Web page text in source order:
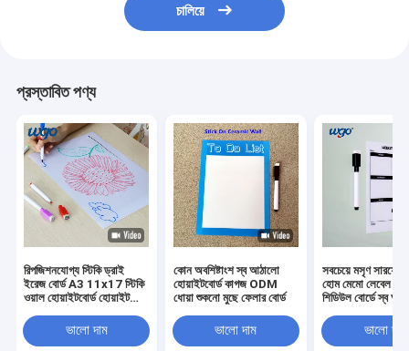
চালিয়ে
প্রস্তাবিত পণ্য
রিপজিশনযোগ্য স্টিকি ড্রাই
ইরেজ বোর্ড A3 11x17 স্টিকি
ওয়াল হোয়াইটবোর্ড হোয়াইট
ভালো দাম
কোন অবশিষ্টাংশ স্ব আঠালো
হোয়াইটবোর্ড কাগজ ODM
ধোয়া শুকনো মুছে ফেলার বোর্ড
ভালো দাম
সবচেয়ে মসৃণ সারফেস
হোম মেমো লেবেল
শিডিউল বোর্ডে স্ব
ভালো দাম